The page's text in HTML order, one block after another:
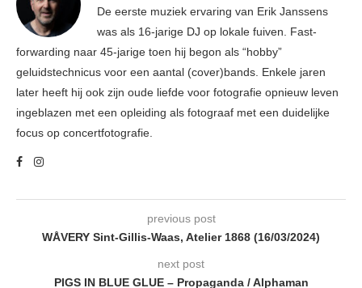
De eerste muziek ervaring van Erik Janssens
was als 16-jarige DJ op lokale fuiven. Fast-
forwarding naar 45-jarige toen hij begon als “hobby”
geluidstechnicus voor een aantal (cover)bands. Enkele jaren
later heeft hij ook zijn oude liefde voor fotografie opnieuw leven
ingeblazen met een opleiding als fotograaf met een duidelijke
focus op concertfotografie.
previous post
WÅVERY Sint-Gillis-Waas, Atelier 1868 (16/03/2024)
next post
PIGS IN BLUE GLUE – Propaganda / Alphaman